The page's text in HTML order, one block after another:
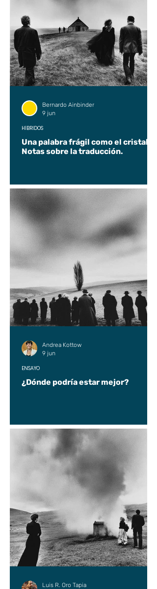
Una palabra frágil como el cristal.
Notas sobre la traducción.
HÍBRIDOS
Bernardo Ainbinder
9 jun
¿Dónde podría estar mejor?
ENSAYO
Andrea Kottow
9 jun
Luis R. Oro Tapia